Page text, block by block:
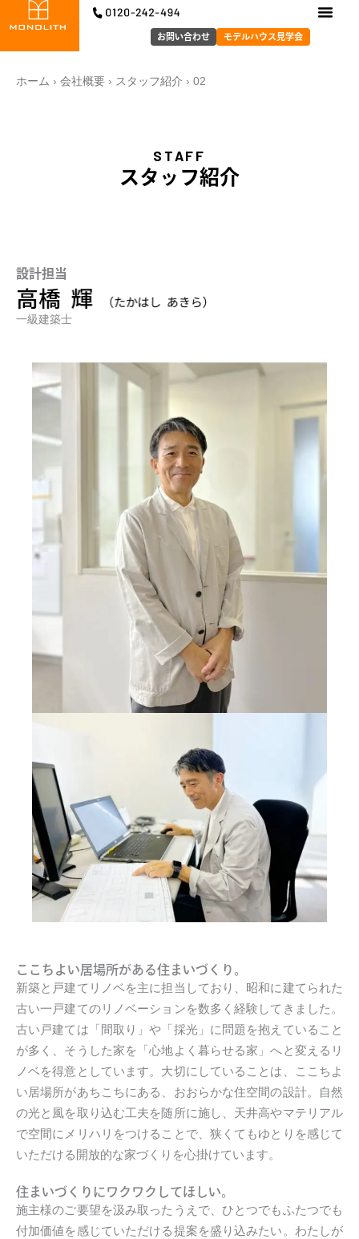
容
モデルハウス見学会
お問い合わせ
ホーム › 会社概要 › スタッフ紹介 › 02
STAFF
スタッフ紹介
設計担当
一級建築士
ここちよい居場所がある住まいづくり。
新築と戸建てリノベを主に担当しており、昭和に建てられた
古い一戸建てのリノベーションを数多く経験してきました。
古い戸建ては「間取り」や「採光」に問題を抱えていること
が多く、そうした家を「心地よく暮らせる家」へと変えるリ
ノベを得意としています。大切にしていることは、ここちよ
い居場所があちこちにある、おおらかな住空間の設計。自然
の光と風を取り込む工夫を随所に施し、天井高やマテリアル
で空間にメリハリをつけることで、狭くてもゆとりを感じて
いただける開放的な家づくりを心掛けています。
住まいづくりにワクワクしてほしい。
施主様のご要望を汲み取ったうえで、ひとつでもふたつでも
付加価値を感じていただける提案を盛り込みたい。わたしが